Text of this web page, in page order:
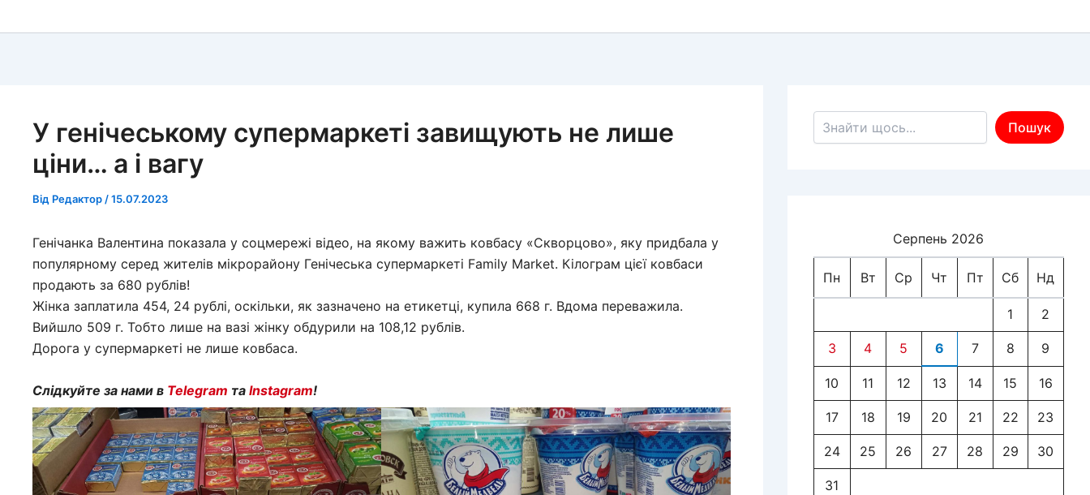
У генічеському супермаркеті завищують не лише
ціни… а і вагу
Від Редактор /15.07.2023
Генічанка Валентина показала у соцмережі відео, на якому важить ковбасу «Скворцово», яку придбала у
популярному серед жителів мікрорайону Генічеська супермаркеті Family Market. Кілограм цієї ковбаси
продають за 680 рублів!
Жінка заплатила 454, 24 рублі, оскільки, як зазначено на етикетці, купила 668 г. Вдома переважила.
Вийшло 509 г. Тобто лише на вазі жінку обдурили на 108,12 рублів.
Дорога у супермаркеті не лише ковбаса.
Слідкуйте за нами в Telegram та Instagram!
Пошук по сайту
Пошук
Серпень 2026
Пн Вт Ср Чт Пт Сб Нд
1 2
3 4 5 6 7 8 9
10 11 12 13 14 15 16
17 18 19 20 21 22 23
24 25 26 27 28 29 30
31